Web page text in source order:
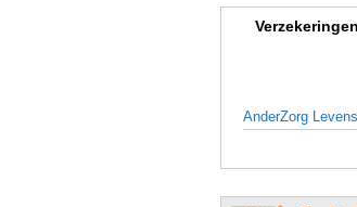
Verzekeringen
AnderZorg